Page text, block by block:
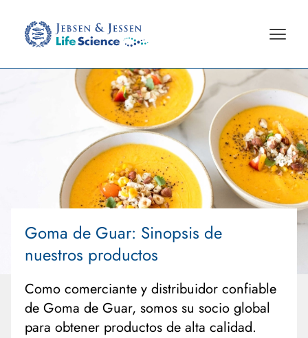
Goma de Guar: Sinopsis de
nuestros productos
Como comerciante y distribuidor confiable
de Goma de Guar, somos su socio global
para obtener productos de alta calidad.